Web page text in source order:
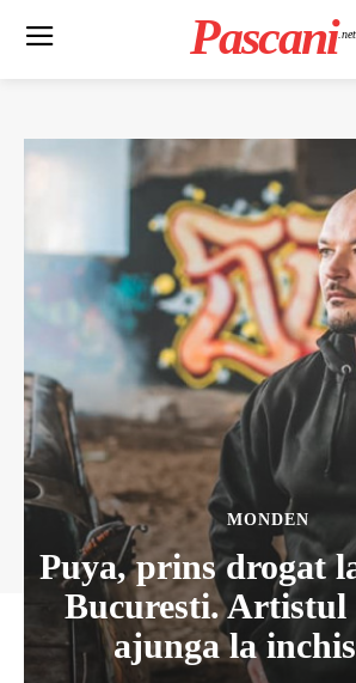
Pascani .net
MONDEN
Puya, prins drogat
Bucuresti. Artistul
ajunga la